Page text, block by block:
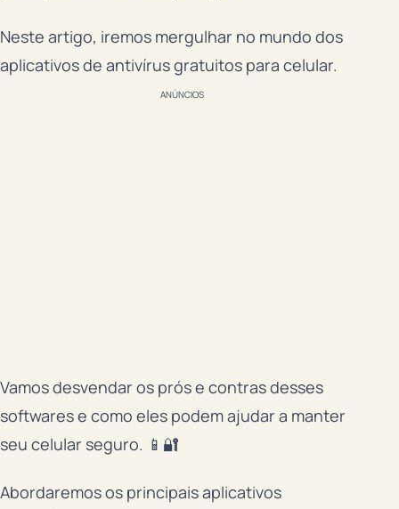
Neste artigo, iremos mergulhar no mundo dos
aplicativos de antivírus gratuitos para celular.
ANÚNCIOS
Vamos desvendar os prós e contras desses
softwares e como eles podem ajudar a manter
seu celular seguro. 📱🔐
Abordaremos os principais aplicativos